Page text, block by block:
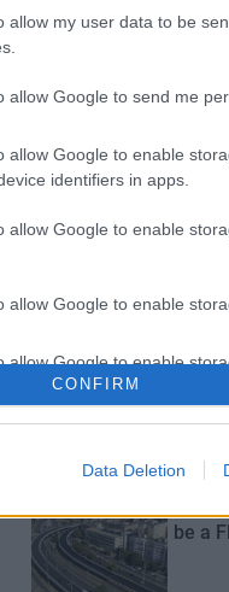
allow my user data to be
allow Google to send me
allow Google to enable
identifiers in apps.
allow Google to enable
allow Google to enable
allow Google to enable
functionality and
CONFIRM
Data Deletion
M1
Új
be a